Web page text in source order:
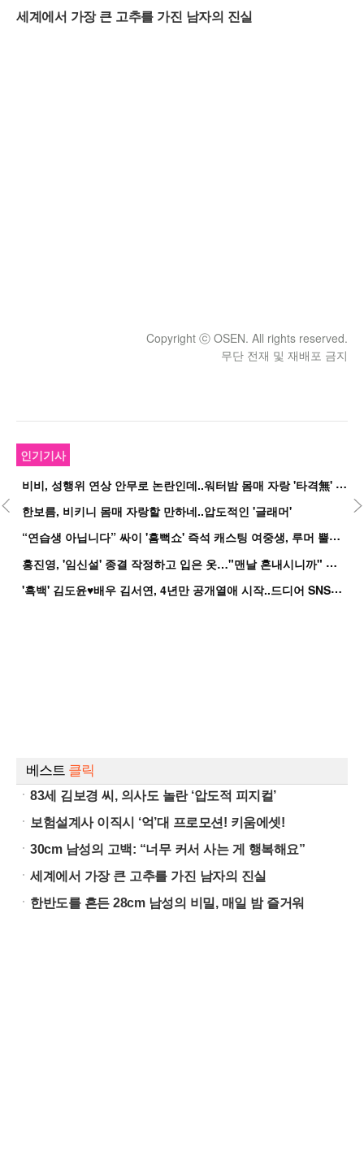
Copyright ⓒ OSEN. All rights reserved.
무단 전재 및 재배포 금지
인기기사
비
비, 성행위 연상 안무로 논란인데..워터밤 몸매 자랑 '타격無' 근황
한보름, 비키니 몸매 자랑할 만하네..압도적인 '글래머'
“
연습생 아닙니다” 싸이 '흠뻑쇼' 즉석 캐스팅 여중생, 루머 뿔났다[Oh!쎈 이...
홍
진영, '임신설' 종결 작정하고 입은 옷…"맨날 혼내시니까" 억울
'
흑백' 김도윤♥배우 김서연, 4년만 공개열애 시작..드디어 SNS에 노출 [핫피...